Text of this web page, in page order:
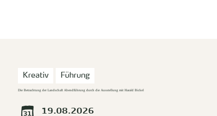
Kreativ Führung
Die Betrachtung der Landschaft Abendführung durch die Ausstellung mit Harald Bickel
19.08.2026